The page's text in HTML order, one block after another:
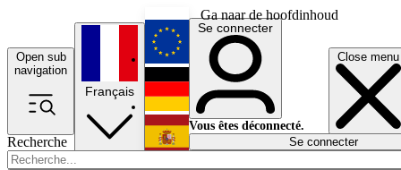
Ga naar de hoofdinhoud
Open sub
navigation
Close menu
Recherche
Français
English
Deutsch
Español
Se connecter
Vous êtes déconnecté.
Se connecter